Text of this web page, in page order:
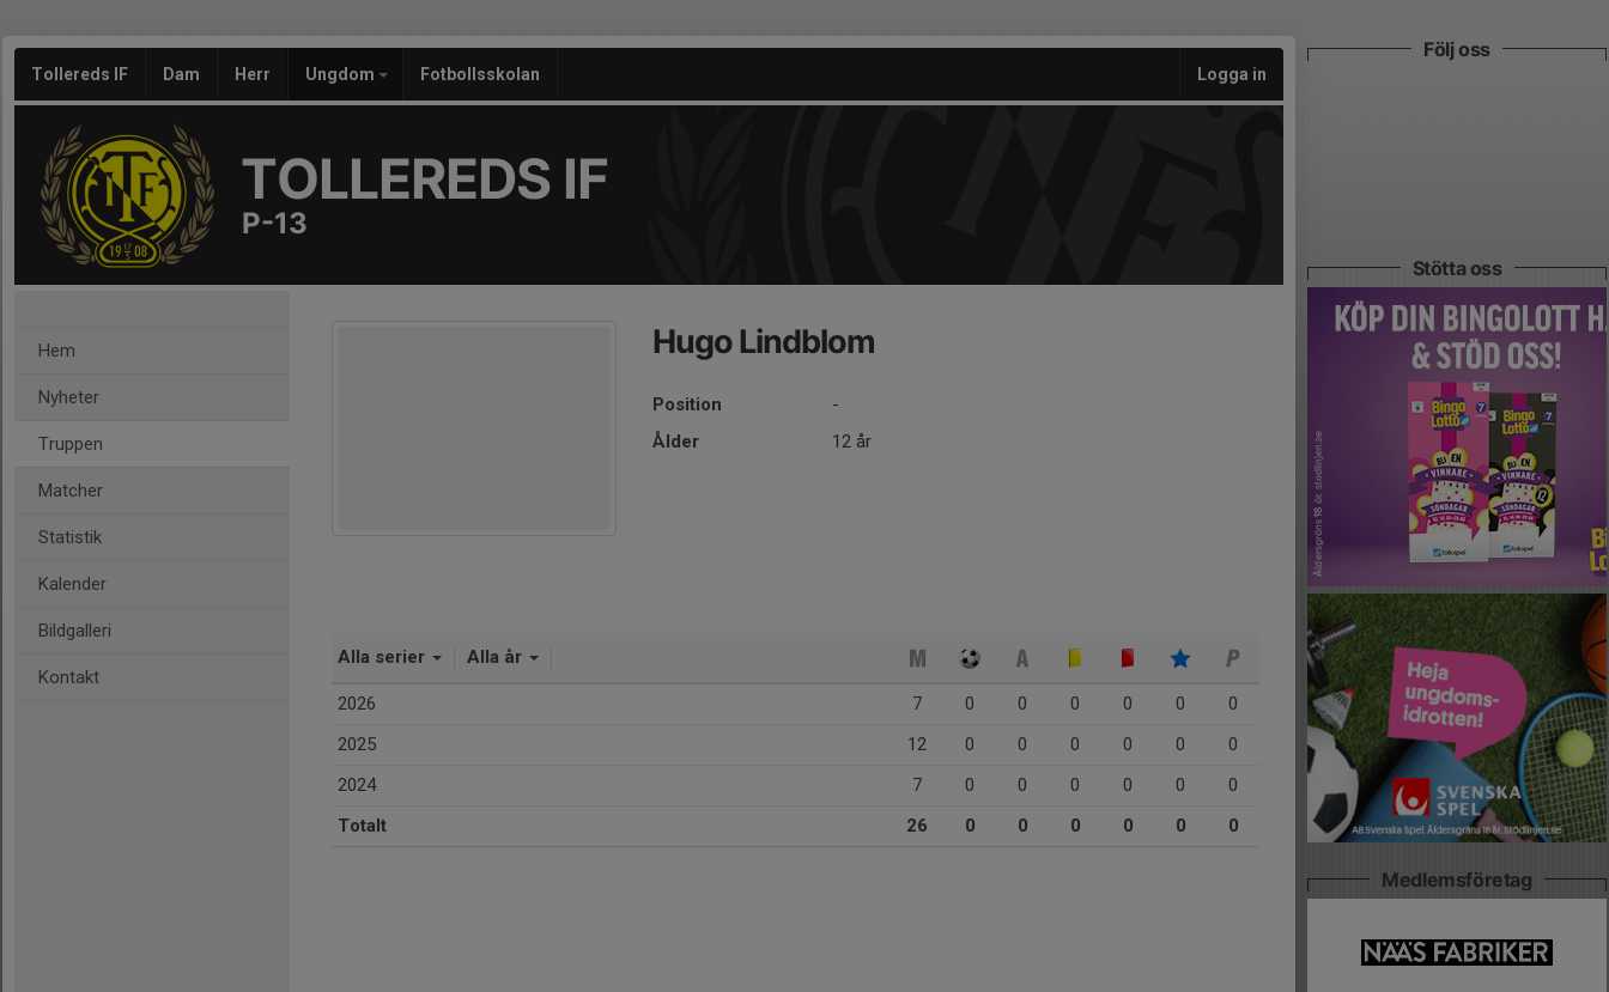
Tollereds IF Dam Herr Ungdom Fotbollsskolan Logga in
TOLLEREDS IF
P-13
Hem
Nyheter
Truppen
Matcher
Statistik
Kalender
Bildgalleri
Kontakt
Hugo Lindblom
Position
-
Ålder
12 år
Alla serier Alla år
2026 7 0 0 0 0 0
0
2025
12 0 0 0 0 0
0
2024
7 0 0 0 0 0
0
Totalt
26 0 0 0 0 0 0
Följ oss
Stötta oss
Medlemsföretag